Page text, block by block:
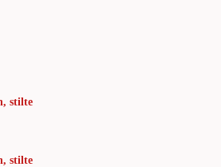
stilte
stilte